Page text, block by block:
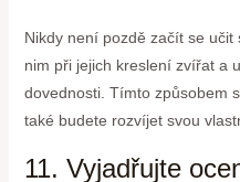
Nikdy není pozdě začít se
nim při jejich kreslení zvířat a
dovednosti. Tímto způsobem
také budete rozvíjet svou
11. Vyjadřujte